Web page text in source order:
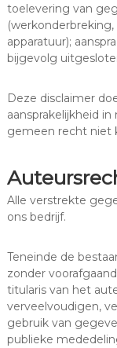
toelevering van
apparatuur);
bijgevolg
Deze disclaimer
aansprakelijkheid
gemeen recht niet
Alle verstrekte
ons bedrijf.
Teneinde de
zonder
titularis van het
verveelvoudigen,
gebruik van
publieke